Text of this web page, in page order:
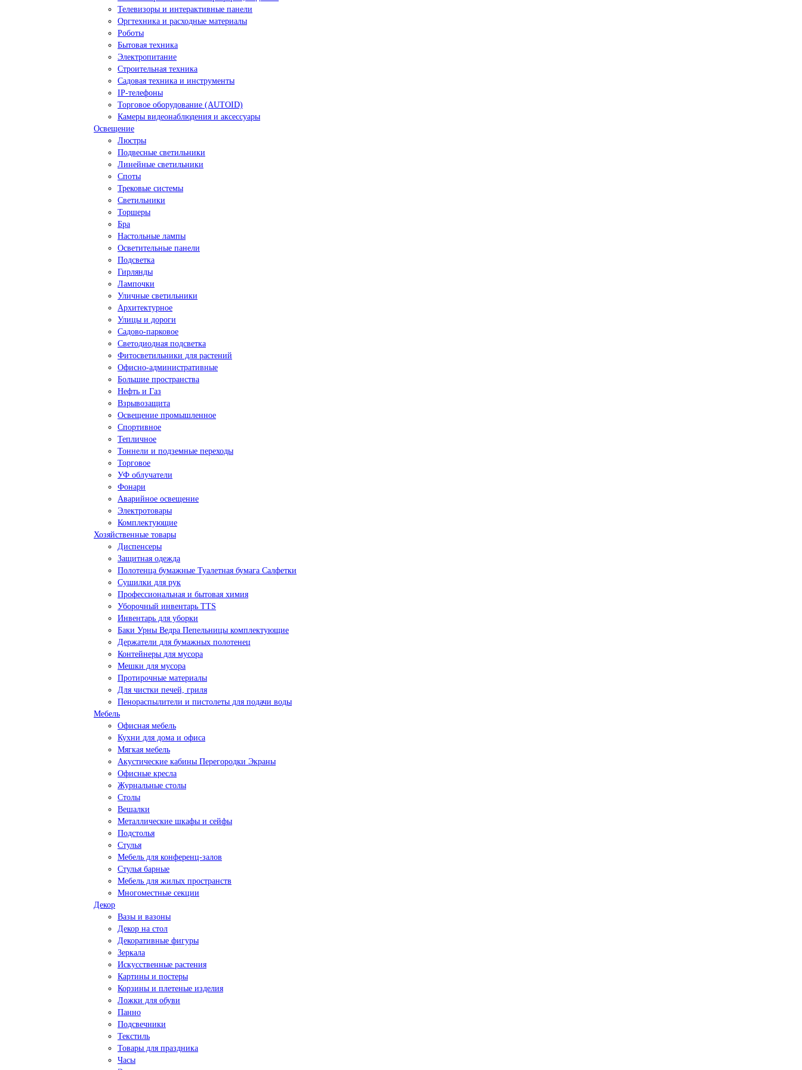
Телевизоры и интерактивные панели
Оргтехника и расходные материалы
Роботы
Бытовая техника
Электропитание
Строительная техника
Садовая техника и инструменты
IP-телефоны
Торговое оборудование (AUTOID)
Камеры видеонаблюдения и аксессуары
Освещение
Люстры
Подвесные светильники
Линейные светильники
Споты
Трековые системы
Светильники
Торшеры
Бра
Настольные лампы
Осветительные панели
Подсветка
Гирлянды
Лампочки
Уличные светильники
Архитектурное
Улицы и дороги
Садово-парковое
Светодиодная подсветка
Фитосветильники для растений
Офисно-административные
Большие пространства
Нефть и Газ
Взрывозащита
Освещение промышленное
Спортивное
Тепличное
Тоннели и подземные переходы
Торговое
УФ облучатели
Фонари
Аварийное освещение
Электротовары
Комплектующие
Хозяйственные товары
Диспенсеры
Защитная одежда
Полотенца бумажные Туалетная бумага Салфетки
Сушилки для рук
Профессиональная и бытовая химия
Уборочный инвентарь TTS
Инвентарь для уборки
Баки Урны Ведра Пепельницы комплектующие
Держатели для бумажных полотенец
Контейнеры для мусора
Мешки для мусора
Протирочные материалы
Для чистки печей, гриля
Пенораспылители и пистолеты для подачи воды
Мебель
Офисная мебель
Кухни для дома и офиса
Мягкая мебель
Акустические кабины Перегородки Экраны
Офисные кресла
Журнальные столы
Столы
Вешалки
Металлические шкафы и сейфы
Подстолья
Стулья
Мебель для конференц-залов
Стулья барные
Мебель для жилых пространств
Многоместные секции
Декор
Вазы и вазоны
Декор на стол
Декоративные фигуры
Зеркала
Искусственные растения
Картины и постеры
Корзины и плетеные изделия
Ложки для обуви
Панно
Подсвечники
Текстиль
Товары для праздника
Часы